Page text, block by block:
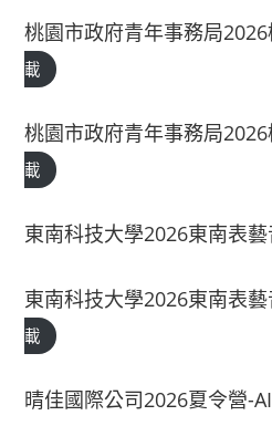
桃園市政府青年事務局
載
桃園市政府青年事務局
載
東南科技大學2026東南表
東南科技大學2026東南表
載
晴佳國際公司2026夏令營-